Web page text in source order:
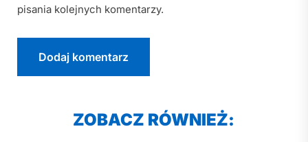
pisania kolejnych komentarzy.
ZOBACZ RÓWNIEŻ: